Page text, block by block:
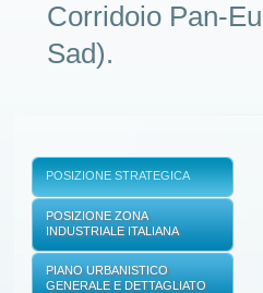
Corridoio Pan-
Sad).
POSIZIONE STRATEGICA
POSIZIONE ZONA
INDUSTRIALE ITALIANA
PIANO URBANISTICO
GENERALE E DETTAGLIATO